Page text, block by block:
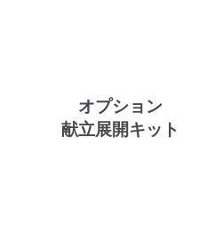
オプション
献立展開キット